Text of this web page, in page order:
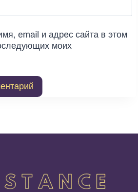
email и адрес сайта в этом
моих